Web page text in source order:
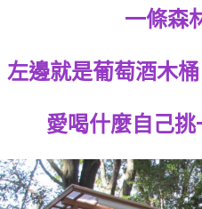
一條森
左邊就是葡萄酒木
愛喝什麼自己